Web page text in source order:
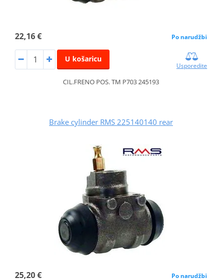
22,16 € Po narudžbi
U košaricu
Usporedite
CIL.FRENO POS. TM P703 245193
Brake cylinder RMS 225140140 rear
25,20 € Po narudžbi